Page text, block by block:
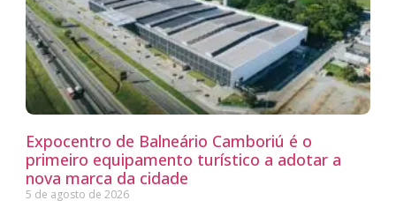
Expocentro de Balneário Camboriú é o
primeiro equipamento turístico a adotar a
nova marca da cidade
5 de agosto de 2026